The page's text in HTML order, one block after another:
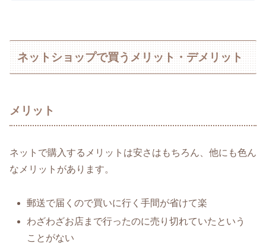
ネットショップで買うメリット・デメリット
メリット
ネットで購入するメリットは安さはもちろん、他にも色ん
なメリットがあります。
郵送で届くので買いに行く手間が省けて楽
わざわざお店まで行ったのに売り切れていたという
ことがない